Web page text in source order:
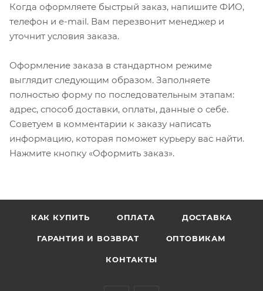
Когда оформляете быстрый заказ, напишите ФИО,
телефон и e-mail. Вам перезвонит менеджер и
уточнит условия заказа.
Оформление заказа в стандартном режиме
выглядит следующим образом. Заполняете
полностью форму по последовательным этапам:
адрес, способ доставки, оплаты, данные о себе.
Советуем в комментарии к заказу написать
информацию, которая поможет курьеру вас найти.
Нажмите кнопку «Оформить заказ».
КАК КУПИТЬ ОПЛАТА ДОСТАВКА
ГАРАНТИЯ И ВОЗВРАТ ОПТОВИКАМ
КОНТАКТЫ